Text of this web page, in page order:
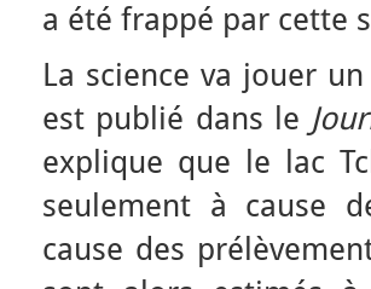
a été frappé par cette
La science va jouer
est publié dans le
explique que le lac
seulement à cause
cause des